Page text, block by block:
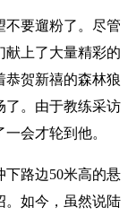
不要遛粉了。尽管
献上了大量精彩的
恭贺新禧的森林狼
了。由于教练采访
会才轮到他。
下路边50米高的悬
。如今，虽然说陆